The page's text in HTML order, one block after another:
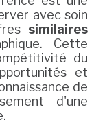
avec soin
similaires
Cette
du
et
de
d'une